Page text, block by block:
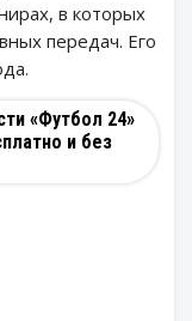
в которых
передач. Его
«Футбол 24»
и без